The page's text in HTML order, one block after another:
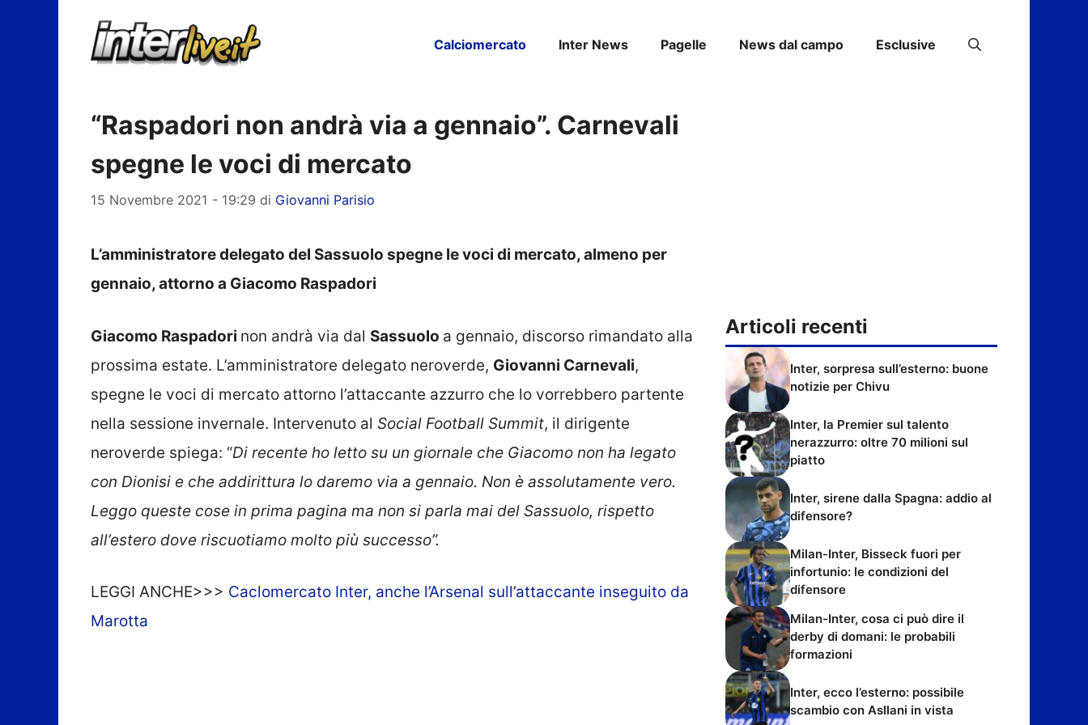
Calciomercato Inter News Pagelle News dal campo Esclusive
“Raspadori non andrà via a gennaio”. Carnevali
spegne le voci di mercato
15 Novembre 2021 - 19:29 di Giovanni Parisio
L’amministratore delegato del Sassuolo spegne le voci di mercato, almeno per
gennaio, attorno a Giacomo Raspadori
Giacomo Raspadori non andrà via dal Sassuolo a gennaio, discorso rimandato alla
prossima estate. L’amministratore delegato neroverde, Giovanni Carnevali,
spegne le voci di mercato attorno l’attaccante azzurro che lo vorrebbero partente
nella sessione invernale. Intervenuto al Social Football Summit, il dirigente
neroverde spiega: “Di recente ho letto su un giornale che Giacomo non ha legato
con Dionisi e che addirittura lo daremo via a gennaio. Non è assolutamente vero.
Leggo queste cose in prima pagina ma non si parla mai del Sassuolo, rispetto
all’estero dove riscuotiamo molto più successo”.
LEGGI ANCHE>>> Caclomercato Inter, anche l’Arsenal sull’attaccante inseguito da
Marotta
Articoli recenti
Inter, sorpresa sull’esterno: buone
notizie per Chivu
Inter, la Premier sul talento
nerazzurro: oltre 70 milioni sul
piatto
Inter, sirene dalla Spagna: addio al
difensore?
Milan-Inter, Bisseck fuori per
infortunio: le condizioni del
difensore
Milan-Inter, cosa ci può dire il
derby di domani: le probabili
formazioni
Inter, ecco l’esterno: possibile
scambio con Asllani in vista